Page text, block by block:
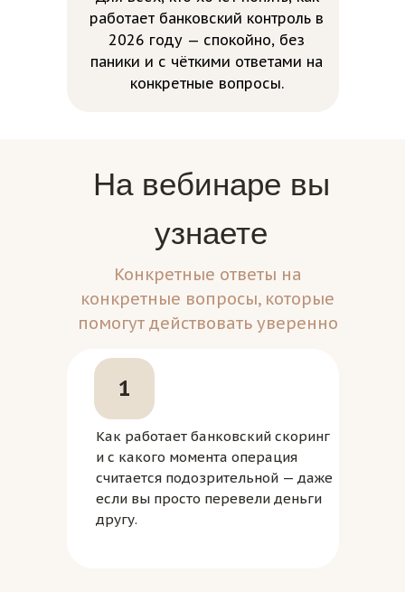
работает банковский контроль в
2026 году — спокойно, без
паники и с чёткими ответами на
конкретные вопросы.
На вебинаре вы
узнаете
Конкретные ответы на
конкретные вопросы, которые
помогут действовать уверенно
1
Как работает банковский скоринг
и с какого момента операция
считается подозрительной — даже
если вы просто перевели деньги
другу.